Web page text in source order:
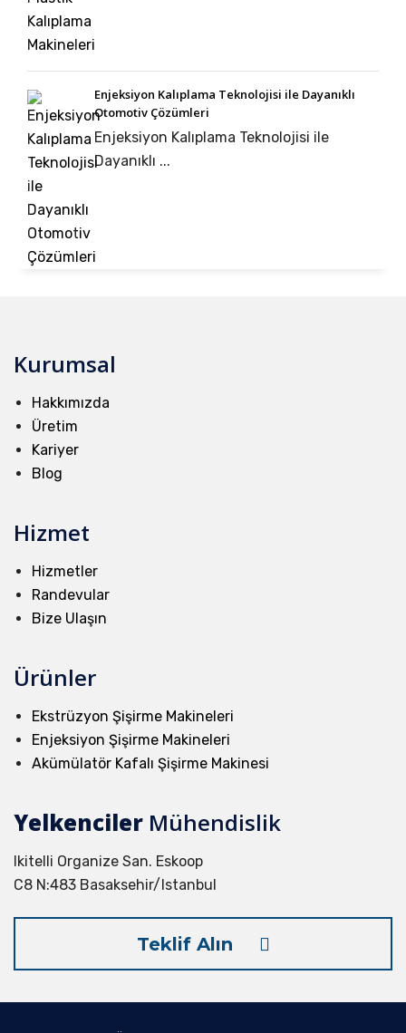
Enjeksiyon Kalıplama Teknolojisi ile Dayanıklı
Otomotiv Çözümleri
Enjeksiyon Kalıplama Teknolojisi ile
Dayanıklı ...
Kurumsal
Hakkımızda
Üretim
Kariyer
Blog
Hizmet
Hizmetler
Randevular
Bize Ulaşın
Ürünler
Ekstrüzyon Şişirme Makineleri
Enjeksiyon Şişirme Makineleri
Akümülatör Kafalı Şişirme Makinesi
Yelkenciler Mühendislik
Ikitelli Organize San. Eskoop
C8 N:483 Basaksehir/Istanbul
Teklif Alın